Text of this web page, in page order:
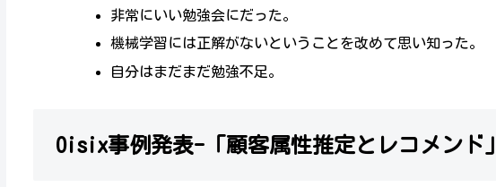
非常にいい勉強会にだった。
機械学習には正解がないということを改めて思い知った。
自分はまだまだ勉強不足。
Oisix事例発表-「顧客属性推定とレコメンド」